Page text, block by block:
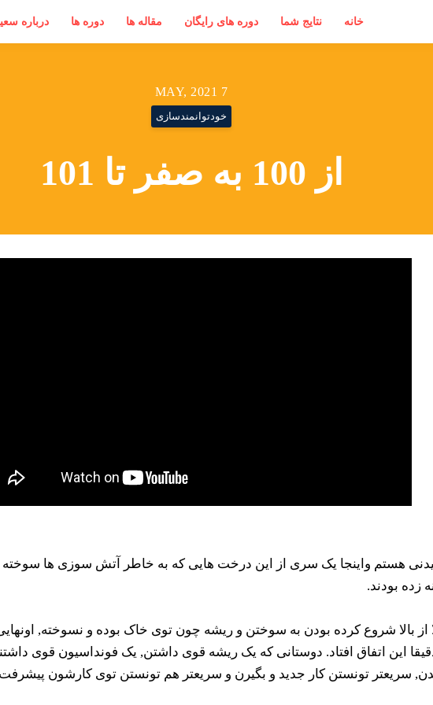
خانه نتایج شما دوره های رایگان مقاله ها دوره ها درباره
7 MAY, 2021
خودتوانمندسازی
از 100 به صفر تا 101
هستم واینجا یک سری از این درخت هایی که به خاطر آتش سوزی ها سوخته
زده بودند.
از بالا شروع کرده بودن به سوختن و ریشه چون توی خاک بوده و نسوخته,
این اتفاق افتاد. دوستانی که یک ریشه قوی داشتن, یک فونداسیون قوی
شدن, سریعتر تونستن کار جدید و بگیرن و سریعتر هم تونستن توی کارشون